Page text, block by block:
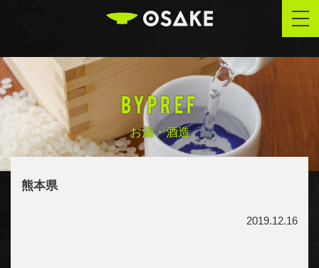
BYPREF
お酒・酒造
熊本県
2019.12.16